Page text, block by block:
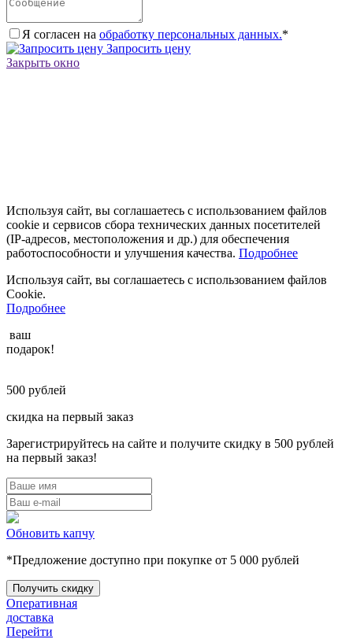
Я согласен на обработку персональных данных.*
Запросить цену
Закрыть окно
Используя сайт, вы соглашаетесь с использованием файлов
cookie и сервисов сбора технических данных посетителей
(IP‑адресов, местоположения и др.) для обеспечения
работоспособности и улучшения качества. Подробнее
Используя сайт, вы соглашаетесь с использованием файлов
Cookie.
Подробнее
ваш
подарок!
500 рублей
скидка на первый заказ
Зарегистрируйтесь на сайте и получите скидку в 500 рублей
на первый заказ!
Обновить капчу
*Предложение доступно при покупке от 5 000 рублей
Оперативная
доставка
Перейти